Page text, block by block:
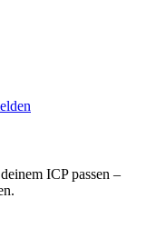
ICP passen –